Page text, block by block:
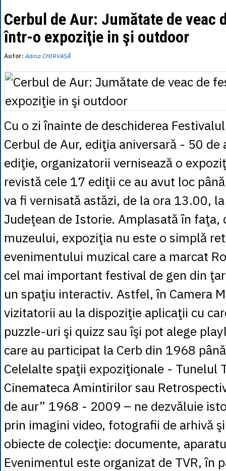
1 DKK
= 0.6668
1 EGP= 0.0860
1 INR
= 0.2227
1 NOK= 0.4191
1 RSD= 0.0425
1 RUB= 0.0530
1 SEK= 0.4526
1 TRY
= 0.1141
1 UAH = 0.1048
= 5.9383
1 ZAR= 0.2318
Cerbul de Aur: Jumătate de veac
într-o expoziţie in şi outdoor
Autor:Adina CHIRVASĂ
Cu o zi înainte de deschiderea
Cerbul de Aur, ediţia aniversară - 50 de
ediţie, organizatorii vernisează o
revistă cele 17 ediţii ce au avut loc
va fi vernisată astăzi, de la ora 13.00,
Judeţean de Istorie. Amplasată în faţa,
muzeului, expoziţia nu este o simplă
evenimentului muzical care a marcat
cel mai important festival de gen din
un spaţiu interactiv. Astfel, în Camera
vizitatorii au la dispoziţie aplicaţii cu
puzzle-uri şi quizz sau îşi pot alege
care au participat la Cerb din 1968
Celelalte spaţii expoziţionale - Tunelul
Cinemateca Amintirilor sau
de aur” 1968 - 2009 – ne dezvăluie
prin imagini video, fotografii de arhivă
obiecte de colecţie: documente,
Evenimentul este organizat de TVR, în